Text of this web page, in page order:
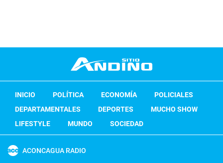
INICIO POLÍTICA ECONOMÍA
POLICIALES
DEPARTAMENTALES
DEPORTES
MUCHO SHOW
LIFESTYLE
MUNDO SOCIEDAD
ACONCAGUA RADIO